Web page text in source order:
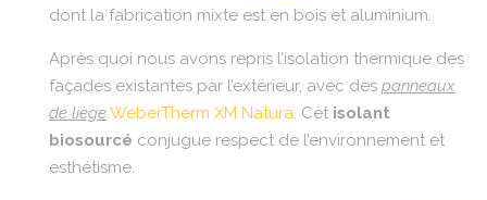
dont la fabrication mixte est en bois et aluminium.
Après quoi nous avons repris l’isolation thermique des
façades existantes par l’extérieur, avec des panneaux
de liègeWeberTherm XM Natura. Cet isolant
biosourcé conjugue respect de l’environnement et
esthétisme.